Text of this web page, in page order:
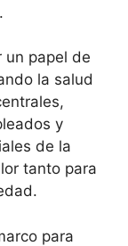
un papel de
la salud
y
de la
tanto para
para